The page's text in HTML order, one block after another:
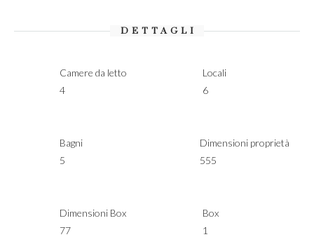
DETTAGLI
Camere da letto
4
Locali
6
Bagni
5
Dimensioni proprietà
555
Dimensioni Box
77
Box
1